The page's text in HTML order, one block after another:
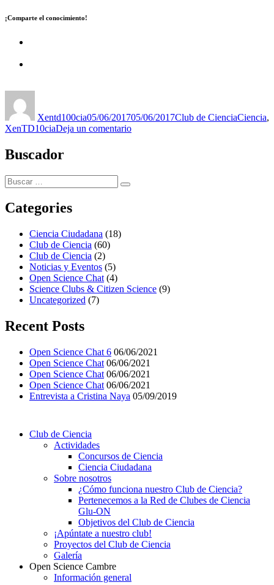
¡Comparte el conocimiento!
Xentd100cia05/06/201705/06/2017Club de CienciaCiencia,
XenTD10ciaDeja un comentarioen
Buscador
Buscar
por:
Buscar
Categories
Ciencia Ciudadana (18)
Club de Ciencia (60)
Club de Ciencia (2)
Noticias y Eventos (5)
Open Science Chat (4)
Science Clubs & Citizen Science (9)
Uncategorized (7)
Recent Posts
Open Science Chat 6 06/06/2021
Open Science Chat 06/06/2021
Open Science Chat 06/06/2021
Open Science Chat 06/06/2021
Entrevista a Cristina Naya 05/09/2019
Club de Ciencia
Actividades
Concursos de Ciencia
Ciencia Ciudadana
Sobre nosotros
¿Cómo funciona nuestro Club de Ciencia?
Pertenecemos a la Red de Clubes de Ciencia
Glu-ON
Objetivos del Club de Ciencia
¡Apúntate a nuestro club!
Proyectos del Club de Ciencia
Galería
Open Science Cambre
Información general